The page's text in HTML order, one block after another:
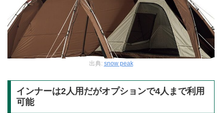
出典: snow peak
インナーは2人用だがオプションで4人まで利用
可能